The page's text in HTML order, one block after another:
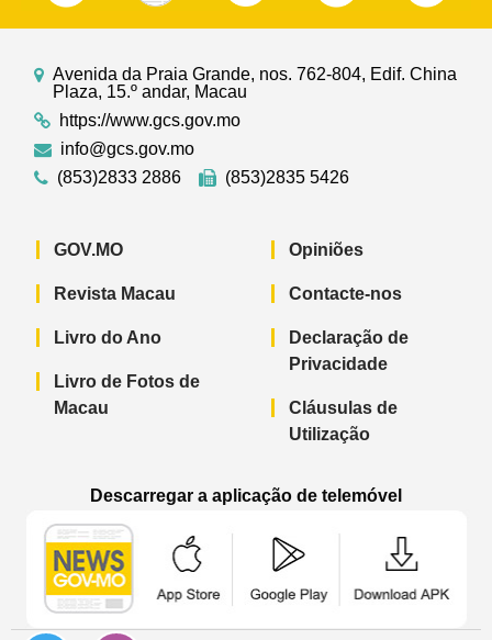
Avenida da Praia Grande, nos. 762-804, Edif. China
Plaza, 15.º andar, Macau
https://www.gcs.gov.mo
info@gcs.gov.mo
(853)2833 2886
(853)2835 5426
GOV.MO
Revista Macau
Livro do Ano
Livro de Fotos de
Macau
Opiniões
Contacte-nos
Declaração de
Privacidade
Cláusulas de
Utilização
Descarregar a aplicação de telemóvel